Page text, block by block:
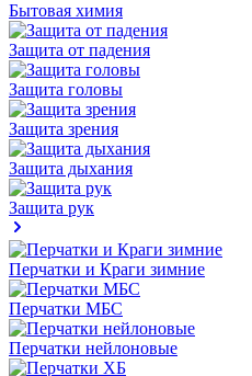
Бытовая химия
Защита от падения
Защита головы
Защита зрения
Защита дыхания
Защита рук
Перчатки и Краги зимние
Перчатки МБС
Перчатки нейлоновые